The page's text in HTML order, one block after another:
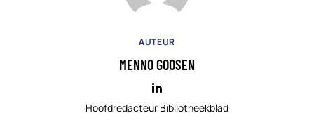
AUTEUR
MENNO GOOSEN
Hoofdredacteur Bibliotheekblad